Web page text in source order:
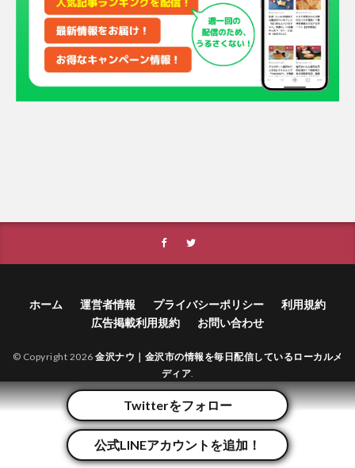
Twitterをフォロー
公式LINEアカウントを追加！
ホーム 運営者情報 プライバシーポリシー
利用規約
広告掲載利用規約
お問い合わせ
© Copyright 2026 金沢ナウ｜金沢市の情報を毎日配信しているローカルメ
ディア